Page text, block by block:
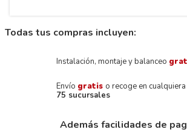
Todas tus compras incluyen:
Instalación, montaje y balanceo
Envío gratis o recoge en
75 sucursales
Además facilidades de